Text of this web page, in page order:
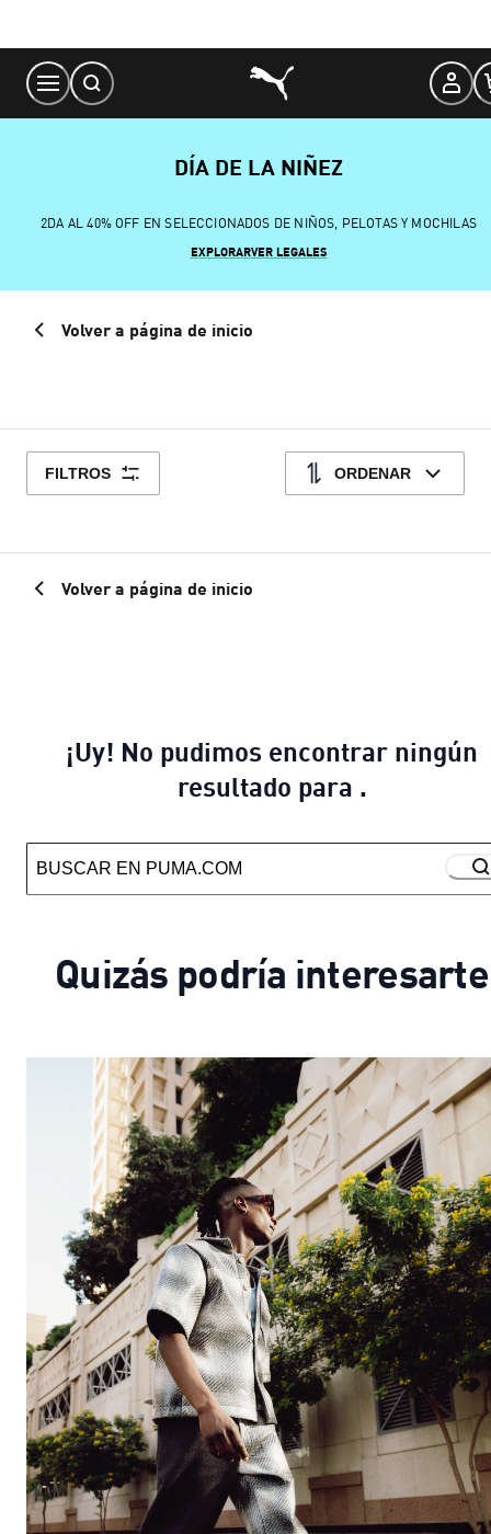
Content
DÍA DE LA NIÑEZ
2DA AL 40% OFF EN SELECCIONADOS DE NIÑOS, PELOTAS Y MOCHILAS
EXPLORARVER LEGALES
Volver a página de inicio
FILTROS ORDENAR
Volver a página de inicio
¡Uy! No pudimos encontrar ningún
resultado para .
Quizás podría interesarte